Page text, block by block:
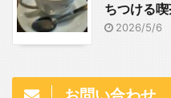
ちつける喫
2026/5/6